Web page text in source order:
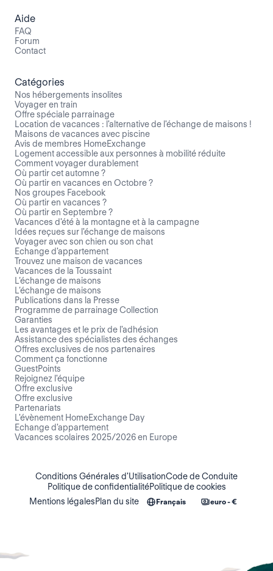
Aide
FAQ
Forum
Contact
Catégories
Nos hébergements insolites
Voyager en train
Offre spéciale parrainage
Location de vacances : l'alternative de l'échange de maisons !
Maisons de vacances avec piscine
Avis de membres HomeExchange
Logement accessible aux personnes à mobilité réduite
Comment voyager durablement
Où partir cet automne ?
Où partir en vacances en Octobre ?
Nos groupes Facebook
Où partir en vacances ?
Où partir en Septembre ?
Vacances d'été à la montagne et à la campagne
Idées reçues sur l'échange de maisons
Voyager avec son chien ou son chat
Echange d'appartement
Trouvez une maison de vacances
Vacances de la Toussaint
L’échange de maisons
L’échange de maisons
Publications dans la Presse
Programme de parrainage Collection
Garanties
Les avantages et le prix de l'adhésion
Assistance des spécialistes des échanges
Offres exclusives de nos partenaires
Comment ça fonctionne
GuestPoints
Rejoignez l'équipe
Offre exclusive
Offre exclusive
Partenariats
L'évènement HomeExchange Day
Echange d'appartement
Vacances scolaires 2025/2026 en Europe
Conditions Générales d'UtilisationCode de Conduite
Politique de confidentialitéPolitique de cookies
Mentions légalesPlan du site Français euro - €